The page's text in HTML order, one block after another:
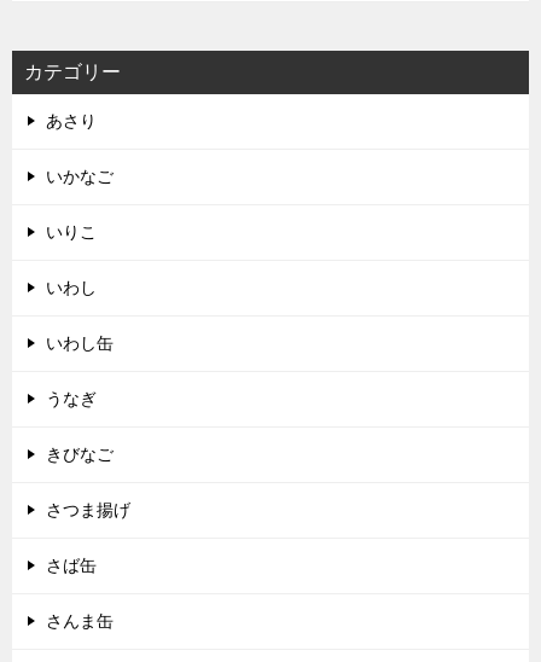
カテゴリー
あさり
いかなご
いりこ
いわし
いわし缶
うなぎ
きびなご
さつま揚げ
さば缶
さんま缶